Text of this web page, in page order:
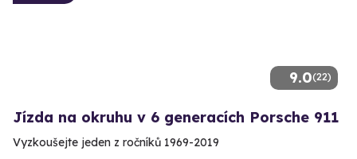
9.0(22)
Jízda na okruhu v 6 generacích Porsche 911
Vyzkoušejte jeden z ročníků 1969-2019